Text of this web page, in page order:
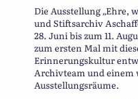
Die Ausstellung „Ehre,
und Stiftsarchiv
28. Juni bis zum 11.
zum ersten Mal mit
Erinnerungskultur
Archivteam und einem
Ausstellungsräume.